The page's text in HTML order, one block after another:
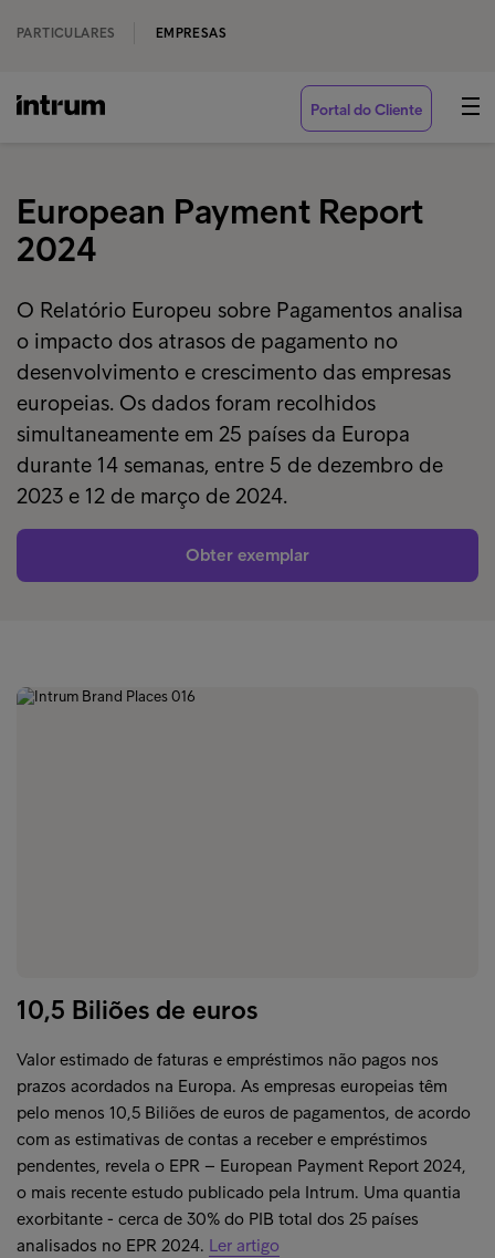
PARTICULARES EMPRESAS
Portal do Cliente
European Payment Report
2024
O Relatório Europeu sobre Pagamentos analisa
o impacto dos atrasos de pagamento no
desenvolvimento e crescimento das empresas
europeias. Os dados foram recolhidos
simultaneamente em 25 países da Europa
durante 14 semanas, entre 5 de dezembro de
2023 e 12 de março de 2024.
Obter exemplar
10,5 Biliões de euros
Valor estimado de faturas e empréstimos não pagos nos
prazos acordados na Europa. As empresas europeias têm
pelo menos 10,5 Biliões de euros de pagamentos, de acordo
com as estimativas de contas a receber e empréstimos
pendentes, revela o EPR – European Payment Report 2024,
o mais recente estudo publicado pela Intrum. Uma quantia
exorbitante - cerca de 30% do PIB total dos 25 países
analisados no EPR 2024. Ler artigo